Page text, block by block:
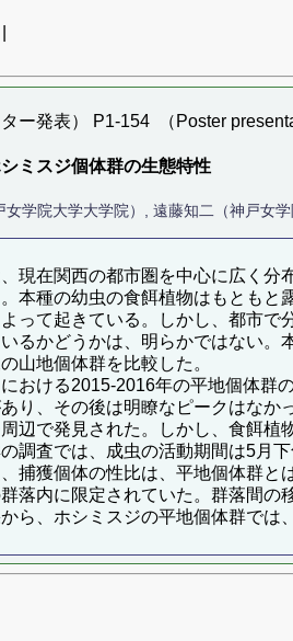
ー発表） P1-154 （Poster
ミスジ個体群の生態特性
学院大学大学院）, 遠藤知二（神戸女学
現在関西の都市圏を中心に広く
本種の幼虫の食餌植物はもとも
って起きている。しかし、都市
るかどうかは、明らかではない。
山地個体群を比較した。
おける2015-2016年の平地個体群
り、その後は明瞭なピークはな
辺で発見された。しかし、食餌
調査では、成虫の活動期間は5月
捕獲個体の性比は、平地個体群
落内に限定されていた。群落間の
ら、ホシミスジの平地個体群では